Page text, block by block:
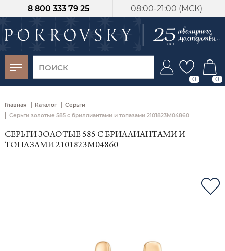
08:00-21:00 (МСК)
8 800 333 79 25
0 0
Главная | Каталог | Серьги
| Серьги золотые 585 с бриллиантами и топазами 2101823М04860
СЕРЬГИ ЗОЛОТЫЕ 585 С БРИЛЛИАНТАМИ И
ТОПАЗАМИ 2101823М04860
-30%
от 15 дней с
момента оплаты